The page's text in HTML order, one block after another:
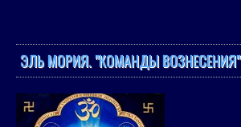
ЭЛЬ МОРИЯ. "КОМАНДЫ ВОЗНЕСЕНИЯ"